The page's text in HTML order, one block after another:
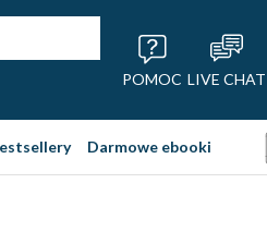
POMOC LIVE CHAT
Darmowe ebooki